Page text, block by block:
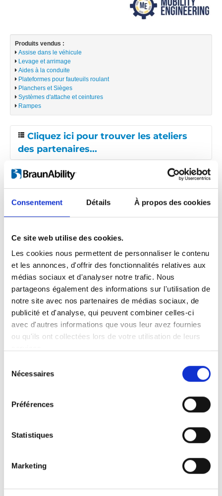
Consentement Détails À propos des cookies
Ce site web utilise des cookies.
Les cookies nous permettent de personnaliser le contenu
et les annonces, d'offrir des fonctionnalités relatives aux
médias sociaux et d'analyser notre trafic. Nous
partageons également des informations sur l'utilisation de
notre site avec nos partenaires de médias sociaux, de
publicité et d'analyse, qui peuvent combiner celles-ci
avec d'autres informations que vous leur avez fournies
ou qu'ils ont collectées lors de votre utilisation de leurs
Nécessaires
Préférences
Statistiques
Marketing
Produits vendus :
Assise dans le véhicule
Levage et arrimage
Aides à la conduite
Plateformes pour fauteuils roulant
Planchers et Sièges
Systèmes d'attache et ceintures
Rampes
Cliquez ici pour trouver les ateliers
des partenaires...
Arundel
Asquith
Benella
Bungalow
Canning Vale
Charmhaven
Cooee
Dubbo
Fairy Meadow
Forster
Indooroopilly
Brisbane, QLD 4068
Téléphone :Cliquez pour afficher
Contactez-nous :Cliquer pour envoyer un
message
Web :www.tramanco.com.au
Produits vendus :
BraunAbility Europe est fier d'être représenté dans le monde
nous devons nous assurer que nos produits sont installés de